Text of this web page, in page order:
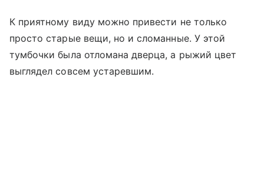
К приятному виду можно привести не только
просто старые вещи, но и сломанные. У этой
тумбочки была отломана дверца, а рыжий цвет
выглядел совсем устаревшим.